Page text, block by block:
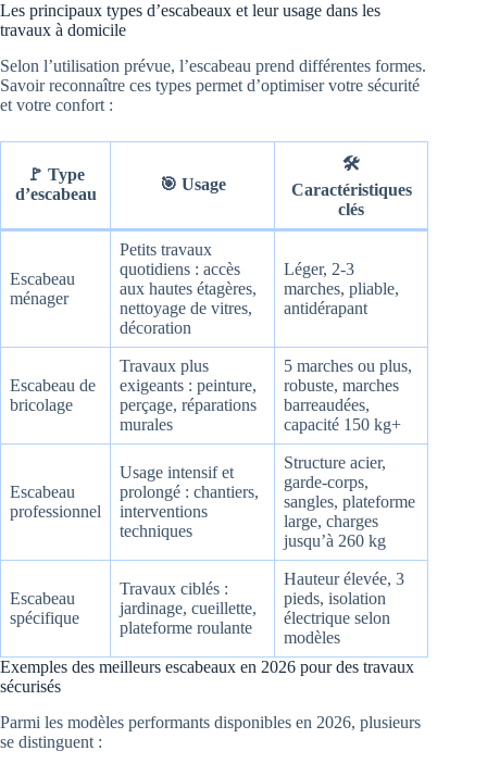
Les principaux types d’escabeaux et leur usage dans les
travaux à domicile
Selon l’utilisation prévue, l’escabeau prend différentes formes.
Savoir reconnaître ces types permet d’optimiser votre sécurité
et votre confort :
🚩 Type
d’escabeau
🎯 Usage
🛠️
Caractéristiques
clés
Escabeau
ménager
Petits travaux
quotidiens : accès
aux hautes étagères,
nettoyage de vitres,
décoration
Léger, 2-3
marches, pliable,
antidérapant
Escabeau de
bricolage
Travaux plus
exigeants : peinture,
perçage, réparations
murales
5 marches ou plus,
robuste, marches
barreaudées,
capacité 150 kg+
Escabeau
professionnel
Usage intensif et
prolongé : chantiers,
interventions
techniques
Structure acier,
garde-corps,
sangles, plateforme
large, charges
jusqu’à 260 kg
Escabeau
spécifique
Travaux ciblés :
jardinage, cueillette,
plateforme roulante
Hauteur élevée, 3
pieds, isolation
électrique selon
modèles
Exemples des meilleurs escabeaux en 2026 pour des travaux
sécurisés
Parmi les modèles performants disponibles en 2026, plusieurs
se distinguent :